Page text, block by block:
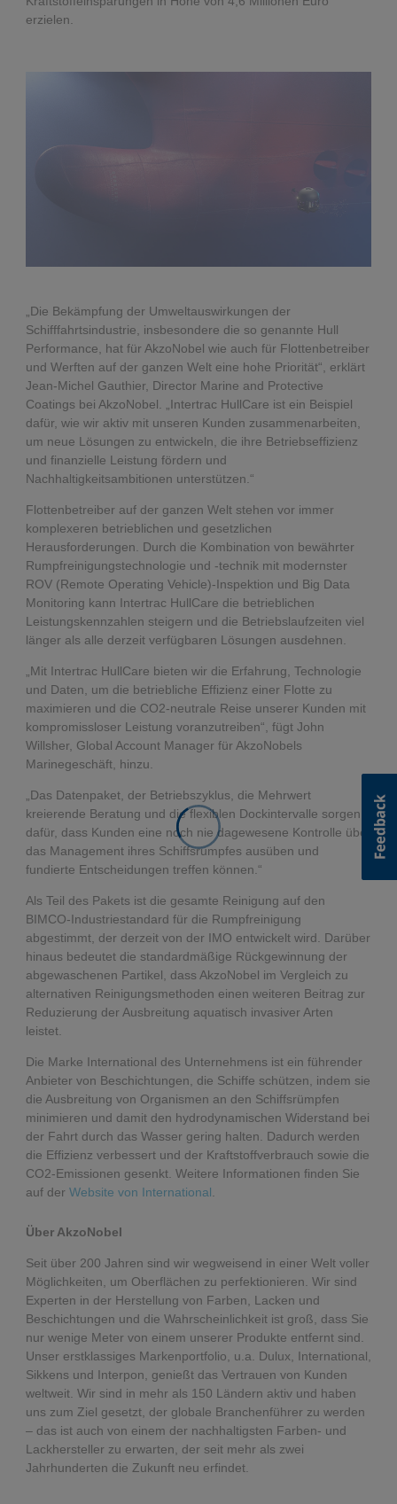
erzielen.
„Die Bekämpfung der Umweltauswirkungen der
Schifffahrtsindustrie, insbesondere die so genannte Hull
Performance, hat für AkzoNobel wie auch für Flottenbetreiber
und Werften auf der ganzen Welt eine hohe Priorität“, erklärt
Jean-Michel Gauthier, Director Marine and Protective
Coatings bei AkzoNobel. „Intertrac HullCare ist ein Beispiel
dafür, wie wir aktiv mit unseren Kunden zusammenarbeiten,
um neue Lösungen zu entwickeln, die ihre Betriebseffizienz
und finanzielle Leistung fördern und
Nachhaltigkeitsambitionen unterstützen.“
Flottenbetreiber auf der ganzen Welt stehen vor immer
komplexeren betrieblichen und gesetzlichen
Herausforderungen. Durch die Kombination von bewährter
Rumpfreinigungstechnologie und -technik mit modernster
ROV (Remote Operating Vehicle)-Inspektion und Big Data
Monitoring kann Intertrac HullCare die betrieblichen
Leistungskennzahlen steigern und die Betriebslaufzeiten viel
länger als alle derzeit verfügbaren Lösungen ausdehnen.
„Mit Intertrac HullCare bieten wir die Erfahrung, Technologie
und Daten, um die betriebliche Effizienz einer Flotte zu
maximieren und die CO2-neutrale Reise unserer Kunden mit
kompromissloser Leistung voranzutreiben“, fügt John
Willsher, Global Account Manager für AkzoNobels
Marinegeschäft, hinzu.
„Das Datenpaket, der Betriebszyklus, die Mehrwert
kreierende Beratung und die flexiblen Dockintervalle sorgen
dafür, dass Kunden eine noch nie dagewesene Kontrolle über
das Management ihres Schiffsrumpfes ausüben und
fundierte Entscheidungen treffen können.“
Als Teil des Pakets ist die gesamte Reinigung auf den
BIMCO-Industriestandard für die Rumpfreinigung
abgestimmt, der derzeit von der IMO entwickelt wird. Darüber
hinaus bedeutet die standardmäßige Rückgewinnung der
abgewaschenen Partikel, dass AkzoNobel im Vergleich zu
alternativen Reinigungsmethoden einen weiteren Beitrag zur
Reduzierung der Ausbreitung aquatisch invasiver Arten
leistet.
Die Marke International des Unternehmens ist ein führender
Anbieter von Beschichtungen, die Schiffe schützen, indem sie
die Ausbreitung von Organismen an den Schiffsrümpfen
minimieren und damit den hydrodynamischen Widerstand bei
der Fahrt durch das Wasser gering halten. Dadurch werden
die Effizienz verbessert und der Kraftstoffverbrauch sowie die
CO2-Emissionen gesenkt. Weitere Informationen finden Sie
auf der Website von International
Über AkzoNobel
Seit über 200 Jahren sind wir wegweisend in einer Welt voller
Möglichkeiten, um Oberflächen zu perfektionieren. Wir sind
Experten in der Herstellung von Farben, Lacken und
Beschichtungen und die Wahrscheinlichkeit ist groß, dass Sie
nur wenige Meter von einem unserer Produkte entfernt sind.
Unser erstklassiges Markenportfolio, u.a. Dulux, International,
Sikkens und Interpon, genießt das Vertrauen von Kunden
weltweit. Wir sind in mehr als 150 Ländern aktiv und haben
uns zum Ziel gesetzt, der globale Branchenführer zu werden
– das ist auch von einem der nachhaltigsten Farben- und
Lackhersteller zu erwarten, der seit mehr als zwei
Jahrhunderten die Zukunft neu erfindet.